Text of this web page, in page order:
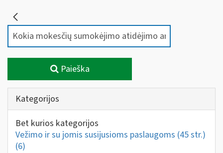
Paieška
Kategorijos
Bet kurios kategorijos
Vežimo ir su jomis susijusioms paslaugoms (45 str.)
(6)